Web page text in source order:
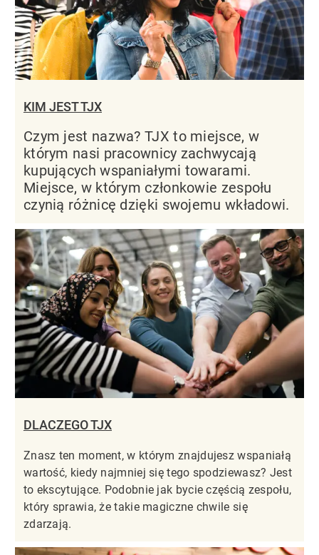
KIM JEST TJX
Czym jest nazwa? TJX to miejsce, w
którym nasi pracownicy zachwycają
kupujących wspaniałymi towarami.
Miejsce, w którym członkowie zespołu
czynią różnicę dzięki swojemu wkładowi.
DLACZEGO TJX
Znasz ten moment, w którym znajdujesz wspaniałą
wartość, kiedy najmniej się tego spodziewasz? Jest
to ekscytujące. Podobnie jak bycie częścią zespołu,
który sprawia, że takie magiczne chwile się
zdarzają.